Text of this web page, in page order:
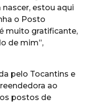
estou aqui
o Posto
muito gratificante,
de mim”,
pelo Tocantins e
ao
postos de